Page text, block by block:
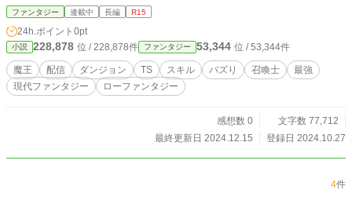
『魔王』と呼ばれるようになる。
ファンタジー 連載中 長編 R15
24h.ポイント 0pt
小説 228,878 位 / 228,878件 ファンタジー 53,344 位 / 53,344件
魔王 配信 ダンジョン TS スキル バズり 召喚士
最強
現代ファンタジー
ローファンタジー
感想数 0
文字数 77,712
最終更新日 2024.12.15
登録日 2024.10.27
4件